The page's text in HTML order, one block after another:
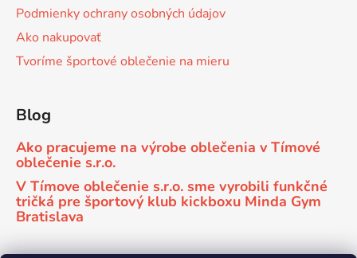
Podmienky ochrany osobných údajov
Ako nakupovať
Tvoríme športové oblečenie na mieru
Blog
Ako pracujeme na výrobe oblečenia v Tímové
oblečenie s.r.o.
V Tímove oblečenie s.r.o. sme vyrobili funkčné
tričká pre športový klub kickboxu Minda Gym
Bratislava